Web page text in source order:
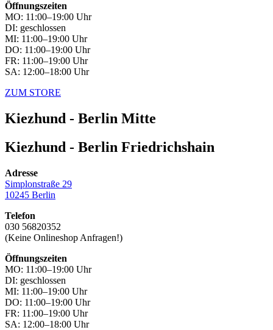
Öffnungszeiten
MO: 11:00–19:00 Uhr
DI: geschlossen
MI: 11:00–19:00 Uhr
DO: 11:00–19:00 Uhr
FR: 11:00–19:00 Uhr
SA: 12:00–18:00 Uhr
ZUM STORE
Kiezhund - Berlin Mitte
Kiezhund - Berlin Friedrichshain
Adresse
Simplonstraße 29
10245 Berlin
Telefon
030 56820352
(Keine Onlineshop Anfragen!)
Öffnungszeiten
MO: 11:00–19:00 Uhr
DI: geschlossen
MI: 11:00–19:00 Uhr
DO: 11:00–19:00 Uhr
FR: 11:00–19:00 Uhr
SA: 12:00–18:00 Uhr